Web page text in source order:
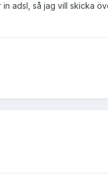
adsl, så jag vill skicka